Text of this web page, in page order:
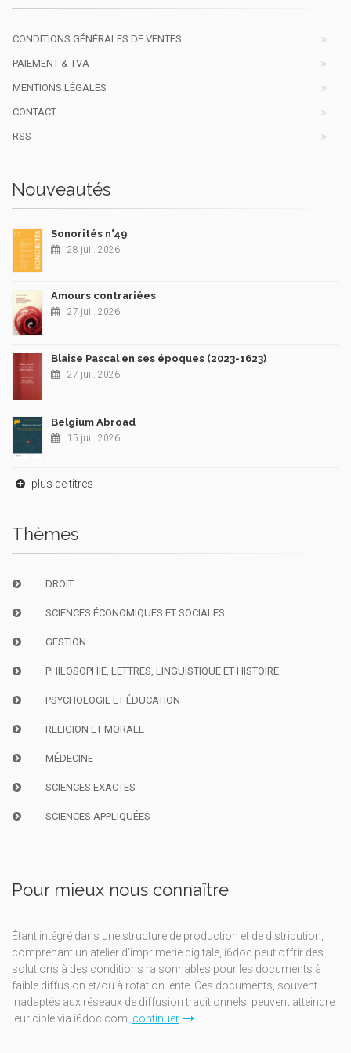
CONDITIONS GÉNÉRALES DE VENTES
PAIEMENT & TVA
MENTIONS LÉGALES
CONTACT
RSS
Nouveautés
Sonorités n°49
28 juil. 2026
Amours contrariées
27 juil. 2026
Blaise Pascal en ses époques (2023-1623)
27 juil. 2026
Belgium Abroad
15 juil. 2026
plus de titres
Thèmes
DROIT
SCIENCES ÉCONOMIQUES ET SOCIALES
GESTION
PHILOSOPHIE, LETTRES, LINGUISTIQUE ET HISTOIRE
PSYCHOLOGIE ET ÉDUCATION
RELIGION ET MORALE
MÉDECINE
SCIENCES EXACTES
SCIENCES APPLIQUÉES
Pour mieux nous connaître
Étant intégré dans une structure de production et de distribution,
comprenant un atelier d'imprimerie digitale, i6doc peut offrir des
solutions à des conditions raisonnables pour les documents à
faible diffusion et/ou à rotation lente. Ces documents, souvent
inadaptés aux réseaux de diffusion traditionnels, peuvent atteindre
leur cible via i6doc.com. continuer